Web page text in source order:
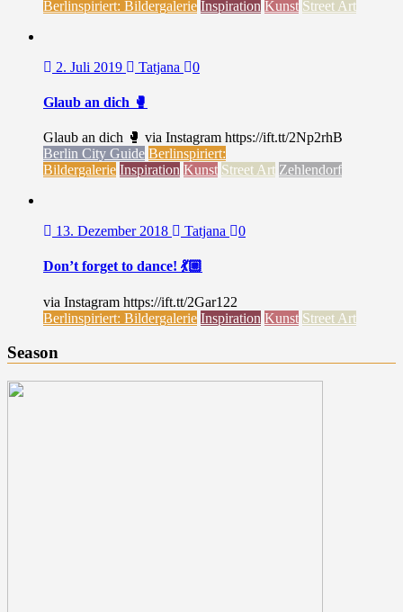
Berlinspiriert: Bildergalerie Inspiration Kunst Street Art
2. Juli 2019 Tatjana 0
Glaub an dich 🥊
Glaub an dich 🥊 via Instagram https://ift.tt/2Np2rhB
Berlin City Guide Berlinspiriert:
Bildergalerie Inspiration Kunst Street Art Zehlendorf
13. Dezember 2018 Tatjana 0
Don’t forget to dance! 💃🏼
via Instagram https://ift.tt/2Gar122
Berlinspiriert: Bildergalerie Inspiration Kunst Street Art
Season